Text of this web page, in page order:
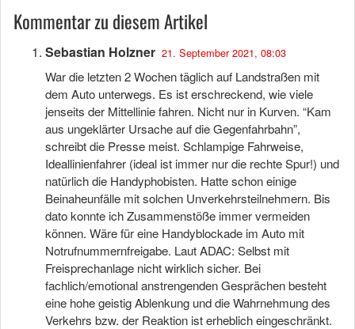
Kommentar zu diesem Artikel
Sebastian Holzner 21. September 2021, 08:03
War die letzten 2 Wochen täglich auf Landstraßen mit
dem Auto unterwegs. Es ist erschreckend, wie viele
jenseits der Mittellinie fahren. Nicht nur in Kurven. “Kam
aus ungeklärter Ursache auf die Gegenfahrbahn”,
schreibt die Presse meist. Schlampige Fahrweise,
Ideallinienfahrer (ideal ist immer nur die rechte Spur!) und
natürlich die Handyphobisten. Hatte schon einige
Beinaheunfälle mit solchen Unverkehrsteilnehmern. Bis
dato konnte ich Zusammenstöße immer vermeiden
können. Wäre für eine Handyblockade im Auto mit
Notrufnummernfreigabe. Laut ADAC: Selbst mit
Freisprechanlage nicht wirklich sicher. Bei
fachlich/emotional anstrengenden Gesprächen besteht
eine hohe geistig Ablenkung und die Wahrnehmung des
Verkehrs bzw. der Reaktion ist erheblich eingeschränkt.